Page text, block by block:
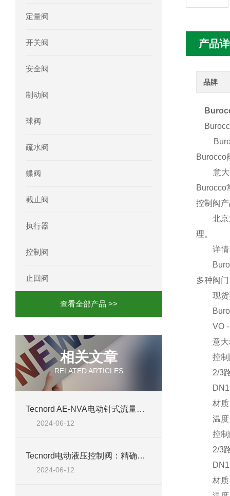
AC-MOTOREN电机FCPA 71B-2参数
定量阀
开关阀
安全阀
制动阀
球阀
疏水阀
蝶阀
截止阀
执行器
控制阀
止回阀
查看全部产品 >>
相关文章
RELATED ARTICLES
Tecnord AE-NVA电动针式流量控制阀：精确流量调节的工业利器
2024-06-12
Tecnord电动液压控制阀：精确流量与压力的守护者
2024-06-12
产品
品牌
Burocco
意大利
Burocco
控制阀
北京汉
理。
详情
多种阀
现货型
VO -
意大利
控制
2/3路
DN15-
材质：
温度
控制
2/3路
DN15-
材质：